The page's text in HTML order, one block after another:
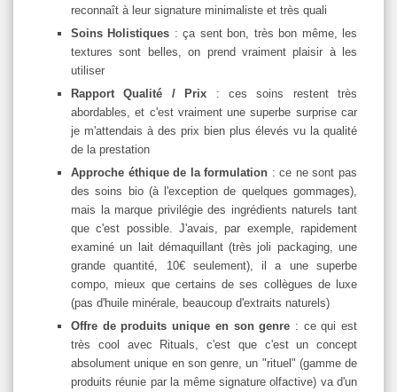
reconnaît à leur signature minimaliste et très quali
Soins Holistiques : ça sent bon, très bon même, les
textures sont belles, on prend vraiment plaisir à les
utiliser
Rapport Qualité / Prix : ces soins restent très
abordables, et c'est vraiment une superbe surprise car
je m'attendais à des prix bien plus élevés vu la qualité
de la prestation
Approche éthique de la formulation : ce ne sont pas
des soins bio (à l'exception de quelques gommages),
mais la marque privilégie des ingrédients naturels tant
que c'est possible. J'avais, par exemple, rapidement
examiné un lait démaquillant (très joli packaging, une
grande quantité, 10€ seulement), il a une superbe
compo, mieux que certains de ses collègues de luxe
(pas d'huile minérale, beaucoup d'extraits naturels)
Offre de produits unique en son genre : ce qui est
très cool avec Rituals, c'est que c'est un concept
absolument unique en son genre, un "rituel" (gamme de
produits réunie par la même signature olfactive) va d'un